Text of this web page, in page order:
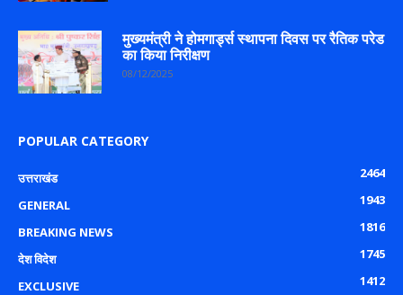
मुख्यमंत्री ने होमगार्ड्स स्थापना दिवस पर रैतिक परेड
का किया निरीक्षण
08/12/2025
POPULAR CATEGORY
उत्तराखंड
2464
GENERAL
1943
BREAKING NEWS
1816
देश विदेश
1745
EXCLUSIVE
1412